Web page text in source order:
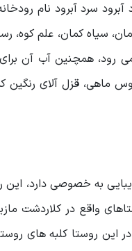
سرد آبرود نام
سیاه کمان، علم
رود، همچنین آب آن
ماهی، قزل آلای
واقع در کلاردشت
دارد. در این روستا کلبه